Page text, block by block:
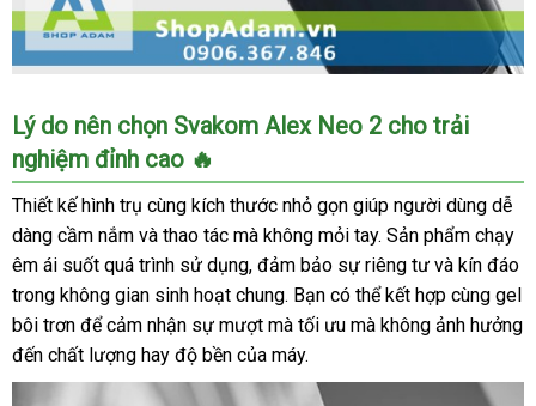
Svakom
Alex
Neo
2
tự
động
cao
cấp
cho
nam
Lý do nên chọn Svakom Alex Neo 2 cho trải
nghiệm đỉnh cao 🔥
Thiết kế hình trụ cùng kích thước nhỏ gọn giúp người dùng dễ
dàng cầm nắm và thao tác mà không mỏi tay. Sản phẩm chạy
êm ái suốt quá trình sử dụng, đảm bảo sự riêng tư và kín đáo
trong không gian sinh hoạt chung. Bạn có thể kết hợp cùng gel
bôi trơn để cảm nhận sự mượt mà tối ưu mà không ảnh hưởng
đến chất lượng hay độ bền của máy.